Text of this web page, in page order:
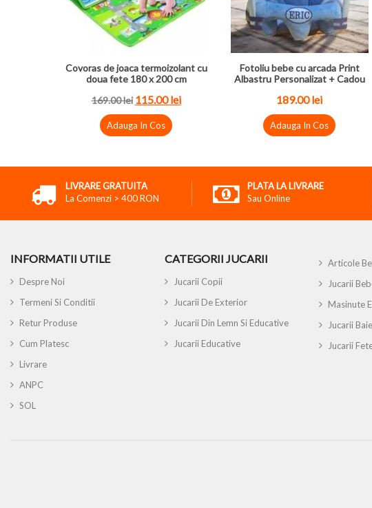
Covoras de joaca termoizolant cu
doua fete 180 x 200 cm
169.00 lei 115.00 lei
Adauga In Cos
Fotoliu bebe cu arcada Print
Albastru Personalizat + Cadou
189.00 lei
Adauga In Cos
LIVRARE GRATUITA
La Comenzi > 400 RON
PLATA LA LIVRARE
Sau Online
INFORMATII UTILE
Despre Noi
Termeni Si Conditii
Retur Produse
Cum Platesc
Livrare
ANPC
SOL
CATEGORII JUCARII
Jucarii Copii
Jucarii De Exterior
Jucarii Din Lemn Si Educative
Jucarii Educative
Articole
Jucarii
Masinute
Jucarii
Jucarii